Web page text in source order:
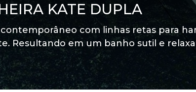
KATE DUPLA
com linhas retas para
Resultando em um banho sutil e